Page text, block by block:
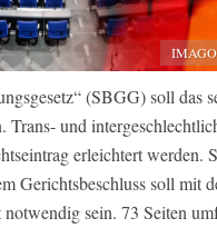
IMAGO
(SBGG) soll das
Trans- und
erleichtert werden.
Gerichtsbeschluss soll mit
sein. 73 Seiten